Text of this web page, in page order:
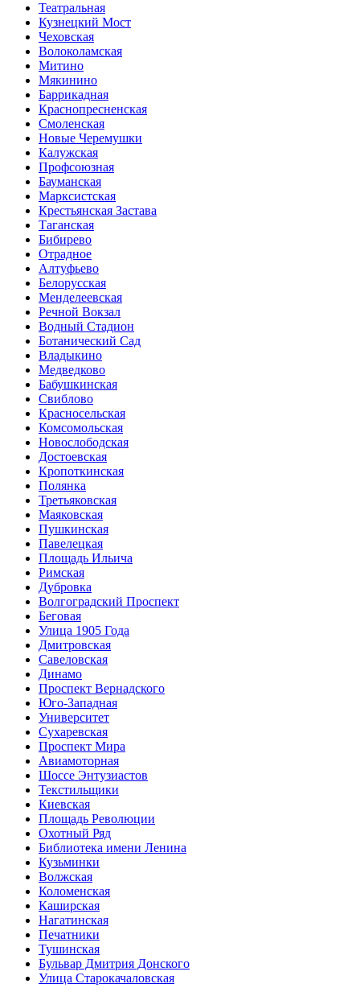
Театральная
Кузнецкий Мост
Чеховская
Волоколамская
Митино
Мякинино
Баррикадная
Краснопресненская
Смоленская
Новые Черемушки
Калужская
Профсоюзная
Бауманская
Марксистская
Крестьянская Застава
Таганская
Бибирево
Отрадное
Алтуфьево
Белорусская
Менделеевская
Речной Вокзал
Водный Стадион
Ботанический Сад
Владыкино
Медведково
Бабушкинская
Свиблово
Красносельская
Комсомольская
Новослободская
Достоевская
Кропоткинская
Полянка
Третьяковская
Маяковская
Пушкинская
Павелецкая
Площадь Ильича
Римская
Дубровка
Волгоградский Проспект
Беговая
Улица 1905 Года
Дмитровская
Савеловская
Динамо
Проспект Вернадского
Юго-Западная
Университет
Сухаревская
Проспект Мира
Авиамоторная
Шоссе Энтузиастов
Текстильщики
Киевская
Площадь Революции
Охотный Ряд
Библиотека имени Ленина
Кузьминки
Волжская
Коломенская
Каширская
Нагатинская
Печатники
Тушинская
Бульвар Дмитрия Донского
Улица Старокачаловская